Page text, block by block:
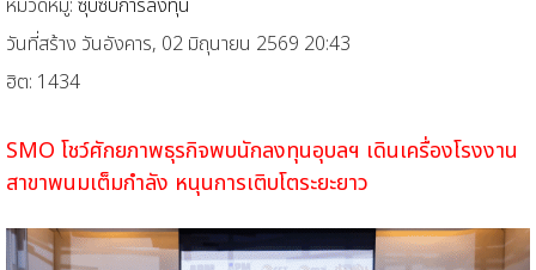
หมวดหมู่: ซุบซิบการลงทุน
วันที่สร้าง วันอังคาร, 02 มิถุนายน 2569 20:43
ฮิต: 1434
SMO โชว์ศักยภาพธุรกิจพบนักลงทุนอุบลฯ เดินเครื่องโรงงาน
สาขาพนมเต็มกำลัง หนุนการเติบโตระยะยาว